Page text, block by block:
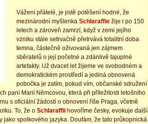
Vážení přátelé, je jistě potěšení hodné, že
mezinárodní myšlenka Schlaraffie žije i po 150
letech a zároveň zamrzí, když v zemi jejího
vzniku stále setrvačně přetrvává totalitní doba
temna, částečně oživovaná jen zájmem
sběratelů o její početné a zdánlivě tajuplné
artefakty. Už dvacet let žijeme ve svobodném a
demokratickém prostředí a jediná obnovená
pobočka je zatím, pokud vím, občanské sdružení
paní Marií Němcovou, která při příležitosti letošního
s oficiální žádostí o obnovení říše Praga, včetně
To, že o Schlaraffii hovoříme česky, evokuje další
spolkového jazyka. Doufám, že tato průkopnická